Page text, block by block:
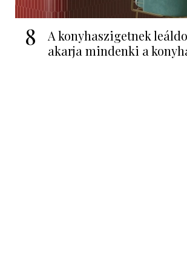
8
A konyhaszigetnek
akarja mindenki a